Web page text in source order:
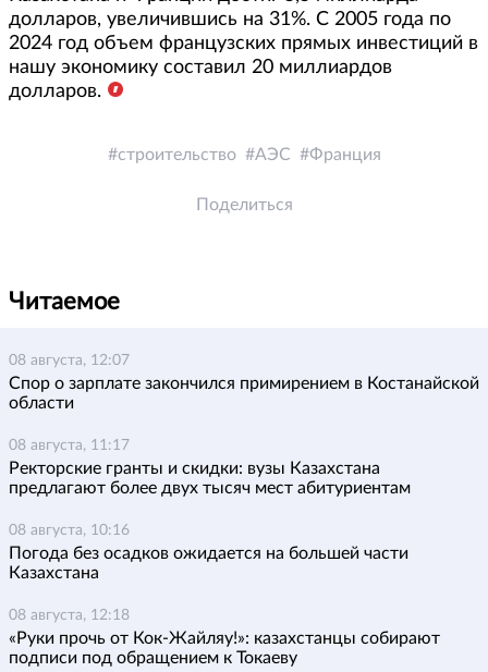
долларов, увеличившись на 31%. С 2005 года по
2024 год объем французских прямых инвестиций в
нашу экономику составил 20 миллиардов
долларов.
строительство АЭС Франция
Поделиться
Читаемое
08 августа, 12:07
Спор о зарплате закончился примирением в Костанайской
области
08 августа, 11:17
Ректорские гранты и скидки: вузы Казахстана
предлагают более двух тысяч мест абитуриентам
08 августа, 10:16
Погода без осадков ожидается на большей части
Казахстана
08 августа, 12:18
«Руки прочь от Кок-Жайляу!»: казахстанцы собирают
подписи под обращением к Токаеву